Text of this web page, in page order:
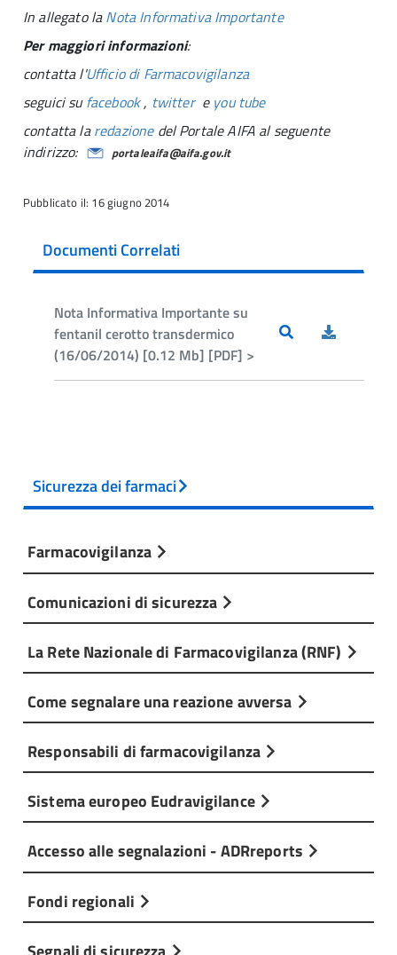
In allegato laNota Informativa Importante
Per maggiori informazioni:
contatta l'Ufficio di Farmacovigilanza
seguici sufacebook, twitter e you tube
contatta laredazionedel Portale AIFA al seguente
indirizzo:
portaleaifa@aifa.gov.it
Pubblicato il: 16 giugno 2014
Documenti Correlati
Nota Informativa Importante su
fentanil cerotto transdermico
(16/06/2014) [0.12 Mb] [PDF] >
Sicurezza dei farmaci
Farmacovigilanza
Comunicazioni di sicurezza
La Rete Nazionale di Farmacovigilanza (RNF)
Come segnalare una reazione avversa
Responsabili di farmacovigilanza
Sistema europeo Eudravigilance
Accesso alle segnalazioni - ADRreports
Fondi regionali